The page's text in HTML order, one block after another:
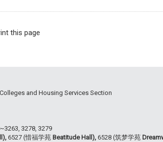
this page
and Housing Services Section
3278, 3279
6527 (惜福学苑 Beatitude Hall),6528 (筑梦学苑